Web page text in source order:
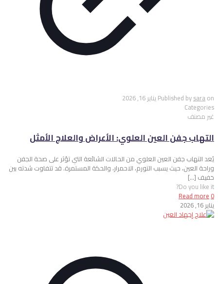
Published bysaraon يناير 16, 2026
Categories
غير مصنف
التهاب جفن العين العلوي: الأعراض والعلاج الأمثل
يُعد التهاب جفن العين العلوي من الحالات الشائعة التي تؤثر على صحة الجفن
وراحة العين، حيث يسبب التورم، الاحمرار، والحكة المستمرة. قد تتفاوت شدته بين
خفيف […]
Do you like it?
0
Read more
يناير 16, 2026